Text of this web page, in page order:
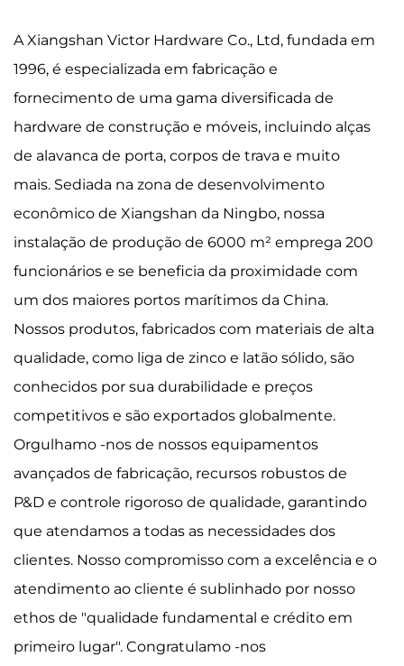
A Xiangshan Victor Hardware Co., Ltd, fundada em
1996, é especializada em fabricação e
fornecimento de uma gama diversificada de
hardware de construção e móveis, incluindo alças
de alavanca de porta, corpos de trava e muito
mais. Sediada na zona de desenvolvimento
econômico de Xiangshan da Ningbo, nossa
instalação de produção de 6000 m² emprega 200
funcionários e se beneficia da proximidade com
um dos maiores portos marítimos da China.
Nossos produtos, fabricados com materiais de alta
qualidade, como liga de zinco e latão sólido, são
conhecidos por sua durabilidade e preços
competitivos e são exportados globalmente.
Orgulhamo -nos de nossos equipamentos
avançados de fabricação, recursos robustos de
P&D e controle rigoroso de qualidade, garantindo
que atendamos a todas as necessidades dos
clientes. Nosso compromisso com a excelência e o
atendimento ao cliente é sublinhado por nosso
ethos de "qualidade fundamental e crédito em
primeiro lugar". Congratulamo -nos